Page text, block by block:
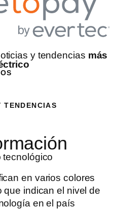
y tendencias más
TENDENCIAS
tecnológico
en varios colores
que indican el nivel de
en el país